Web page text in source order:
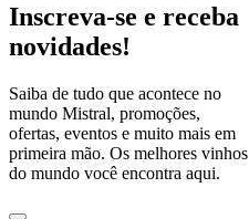
Inscreva-se e receba
novidades!
Saiba de tudo que acontece no
mundo Mistral, promoções,
ofertas, eventos e muito mais em
primeira mão. Os melhores vinhos
do mundo você encontra aqui.